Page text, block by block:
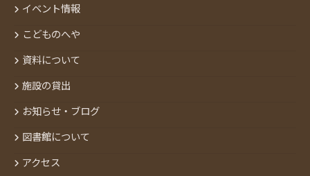
イベント情報
こどものへや
資料について
施設の貸出
お知らせ・ブログ
図書館について
アクセス